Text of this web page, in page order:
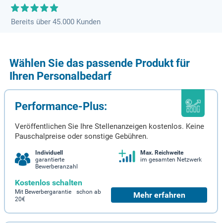
Bereits über 45.000 Kunden
Wählen Sie das passende Produkt für
Ihren Personalbedarf
Performance-Plus:
Veröffentlichen Sie Ihre Stellenanzeigen kostenlos. Keine
Pauschalpreise oder sonstige Gebühren.
Individuell
garantierte
Bewerberanzahl
Max. Reichweite
im gesamten Netzwerk
Kostenlos schalten
Mit Bewerbergarantie schon ab
20€
Mehr erfahren